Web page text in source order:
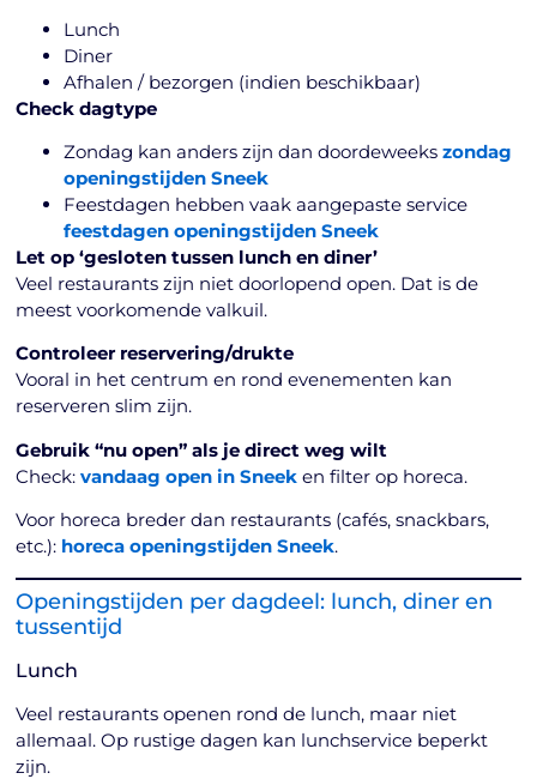
Lunch
Diner
Afhalen / bezorgen (indien beschikbaar)
Check dagtype
Zondag kan anders zijn dan doordeweekszondag
openingstijden Sneek
Feestdagen hebben vaak aangepaste service
feestdagen openingstijden Sneek
Let op ‘gesloten tussen lunch en diner’
Veel restaurants zijn niet doorlopend open. Dat is de
meest voorkomende valkuil.
Controleer reservering/drukte
Vooral in het centrum en rond evenementen kan
reserveren slim zijn.
Gebruik “nu open” als je direct weg wilt
Check:vandaag open in Sneek en filter op horeca.
Voor horeca breder dan restaurants (cafés, snackbars,
etc.): horeca openingstijden Sneek.
Openingstijden per dagdeel: lunch, diner en
tussentijd
Lunch
Veel restaurants openen rond de lunch, maar niet
allemaal. Op rustige dagen kan lunchservice beperkt
zijn.